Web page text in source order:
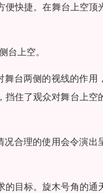
便快捷。在舞台上空顶
台上空。
舞台两侧的视线的作用
挡住了观众对舞台上空
况合理的使用会令演出
的目标。旋木号角的通